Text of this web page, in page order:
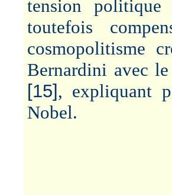
tension
toutefois
cosmopolitisme
Bernardini avec
[15], expliquant
Nobel.